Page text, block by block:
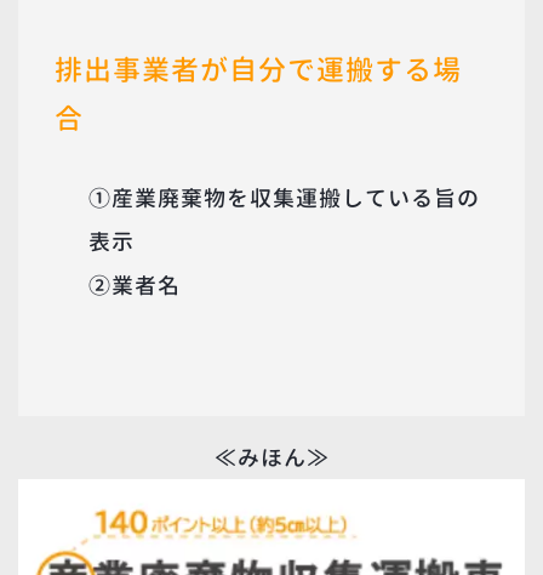
排出事業者が自分で運搬する場
合
①産業廃棄物を収集運搬している旨の
表示
②業者名
≪みほん≫